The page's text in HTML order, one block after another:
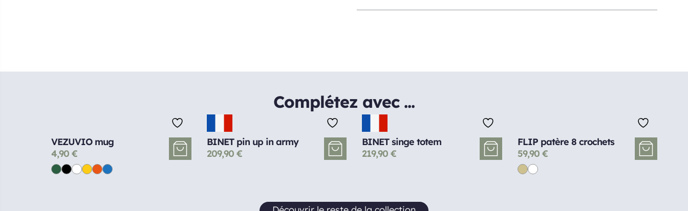
Complétez avec ...
VEZUVIO mug
4,90 €
BINET pin up in army
209,90 €
BINET singe totem
219,90 €
FLIP patère 8 crochets
59,90 €